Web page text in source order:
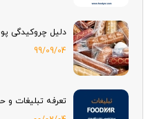
دلیل
99/09/04
تعرفه تبلیغات و